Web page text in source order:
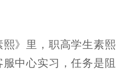
》里，职高学生素熙
中心实习，任务是阻